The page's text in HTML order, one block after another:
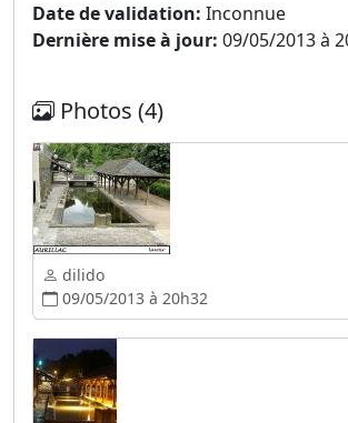
Date de validation: Inconnue
Dernière mise à jour: 09/05/2013 à
Photos (4)
dilido
09/05/2013 à 20h32